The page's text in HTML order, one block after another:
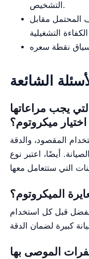
التشخيص.
المحتمل مقابل
الشائعة
يجب مراعاتها
ميكروتوم؟
المقصود، والدقة
أيضًا، اعتبر نوع
الميكروتوم؟
قبل كل استخدام
الموصى بها